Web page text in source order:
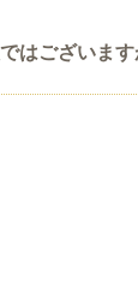
ございま